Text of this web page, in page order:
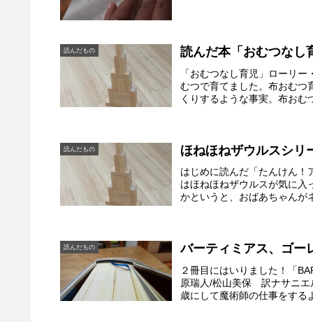
読んだもの 読んだ本「おむつなし
「おむつなし育児」ローリ
むつで育てました。布おむつ
くりするような事実。布おむ
読んだもの ほねほねザウルスシリ
はじめに読んだ「たんけん！
はほねほねザウルスが気に入
かというと、おばあちゃんが
読んだもの バーティミアス、ゴー
２冊目にはいりました！「
原瑞人/松山美保 訳ナサニエ
歳にして魔術師の仕事をする